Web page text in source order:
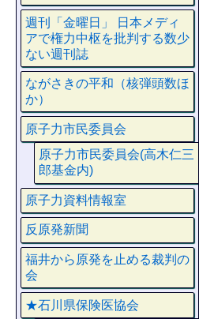
週刊「金曜日」 日本メディ
アで権力中枢を批判する数少
ない週刊誌
ながさきの平和（核弾頭数ほ
か）
原子力市民委員会
原子力市民委員会(高木仁三
郎基金内)
原子力資料情報室
反原発新聞
福井から原発を止める裁判の
会
★石川県保険医協会